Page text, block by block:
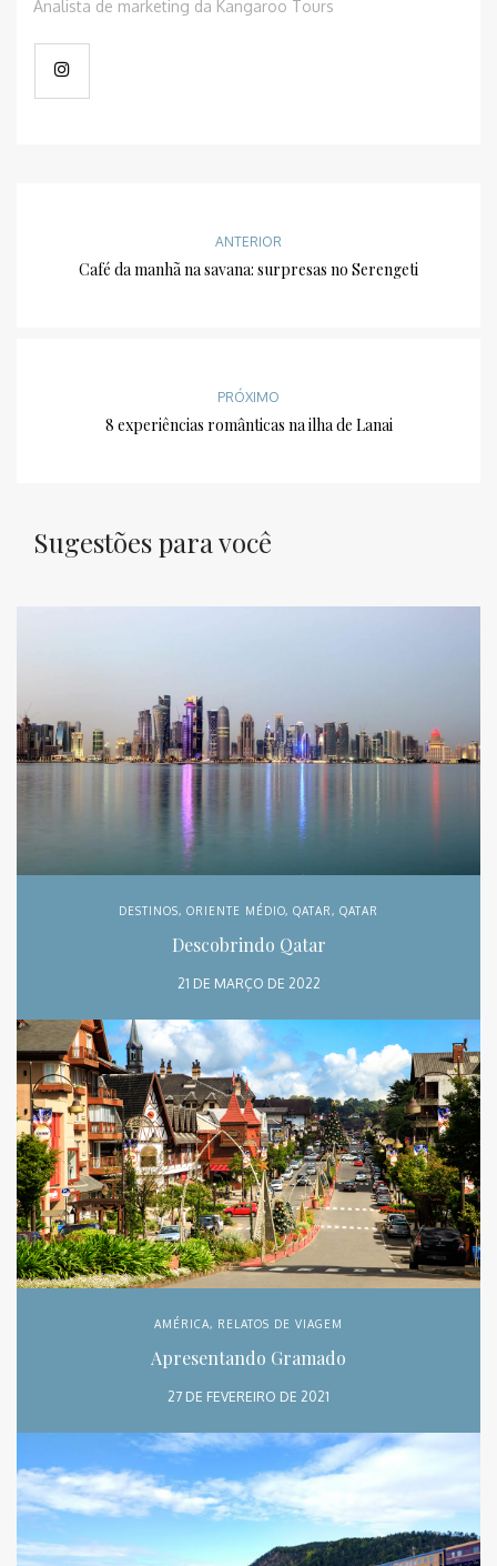
Analista de marketing da Kangaroo Tours
ANTERIOR
Café da manhã na savana: surpresas no Serengeti
PRÓXIMO
8 experiências românticas na ilha de Lanai
Sugestões para você
DESTINOS, ORIENTE MÉDIO, QATAR, QATAR
Descobrindo Qatar
21 DE MARÇO DE 2022
AMÉRICA, RELATOS DE VIAGEM
Apresentando Gramado
27 DE FEVEREIRO DE 2021